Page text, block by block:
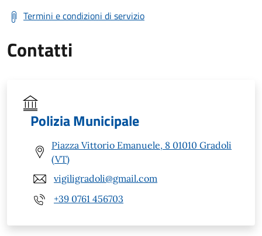
Termini e condizioni di servizio
Contatti
Polizia Municipale
Piazza Vittorio Emanuele, 8 01010 Gradoli
(VT)
vigiligradoli@gmail.com
+39 0761 456703